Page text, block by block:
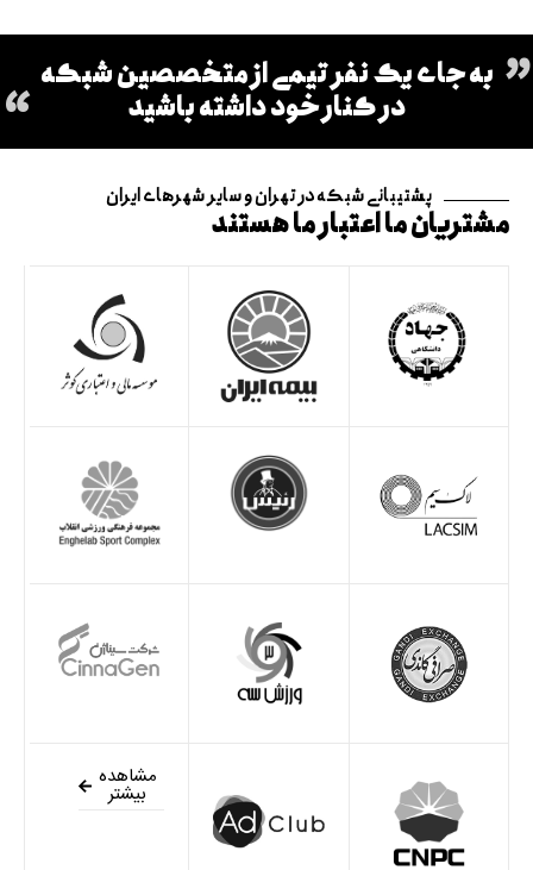
به جای یک نفر تیمی از متخصصین شبکه
در کنار خود داشته باشید
پشتیبانی شبکه در تهران و سایر شهرهای ایران
مشتریان ما اعتبار ما هستند
مشاهده
بیشتر